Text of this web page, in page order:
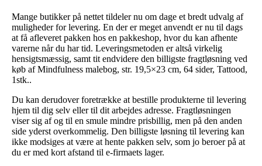
Mange butikker på nettet tildeler nu om dage et bredt udvalg af
muligheder for levering. En der er meget anvendt er nu til dags
at få afleveret pakken hos en pakkeshop, hvor du kan afhente
varerne når du har tid. Leveringsmetoden er altså virkelig
hensigtsmæssig, samt tit endvidere den billigste fragtløsning ved
køb af Mindfulness malebog, str. 19,5×23 cm, 64 sider, Tattood,
1stk..
Du kan derudover foretrække at bestille produkterne til levering
hjem til dig selv eller til dit arbejdes adresse. Fragtløsningen
viser sig af og til en smule mindre prisbillig, men på den anden
side yderst overkommelig. Den billigste løsning til levering kan
ikke modsiges at være at hente pakken selv, som jo beroer på at
du er med kort afstand til e-firmaets lager.